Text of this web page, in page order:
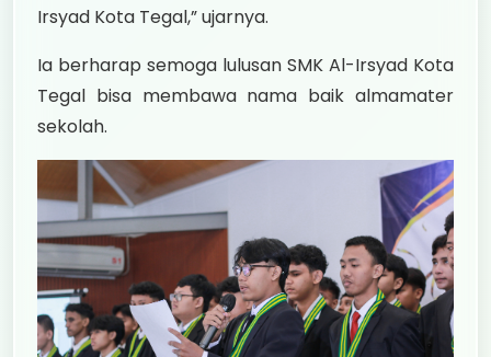
Irsyad Kota Tegal,” ujarnya.
Ia berharap semoga lulusan SMK Al-Irsyad Kota
Tegal bisa membawa nama baik almamater
sekolah.